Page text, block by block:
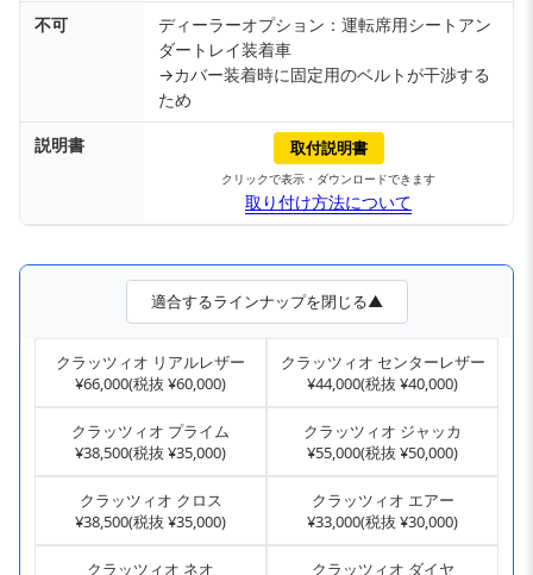
不可
ディーラーオプション：運転席用シートアン
ダートレイ装着車
→カバー装着時に固定用のベルトが干渉する
ため
説明書
取付説明書
クリックで表示・ダウンロードできます
取り付け方法について
適合するラインナップを閉じる▲
クラッツィオ リアルレザー
¥66,000(税抜 ¥60,000)
クラッツィオ センターレザー
¥44,000(税抜 ¥40,000)
クラッツィオ プライム
¥38,500(税抜 ¥35,000)
クラッツィオ ジャッカ
¥55,000(税抜 ¥50,000)
クラッツィオ クロス
¥38,500(税抜 ¥35,000)
クラッツィオ エアー
¥33,000(税抜 ¥30,000)
クラッツィオ ネオ
クラッツィオ ダイヤ